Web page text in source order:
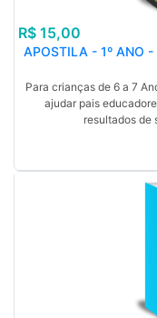
R$ 15,00
APOSTILA - 1º ANO -
Para crianças de 6 a 7
ajudar pais
resultados de